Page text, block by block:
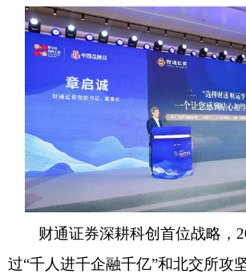
财通证券深耕科创首位战略，
过“千人进千企融千亿”和北交所攻